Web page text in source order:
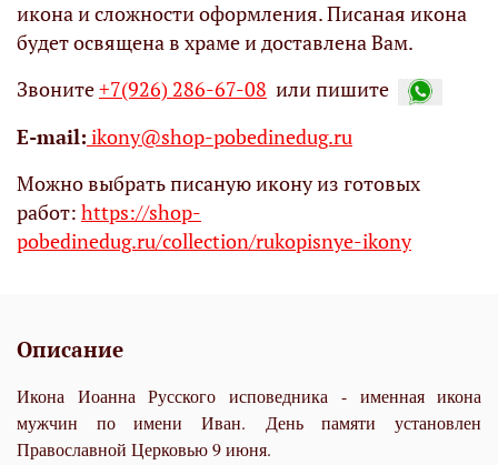
икона и сложности оформления. Писаная икона
будет освящена в храме и доставлена Вам.
Звоните+7(926) 286-67-08 или пишите
Е-mail: ikony@shop-pobedinedug.ru
Можно выбрать писаную икону из готовых
работ: https://shop-
pobedinedug.ru/collection/rukopisnye-ikony
Описание
Икона Иоанна Русского исповедника - именная икона
мужчин по имени Иван. День памяти установлен
Православной Церковью 9 июня.